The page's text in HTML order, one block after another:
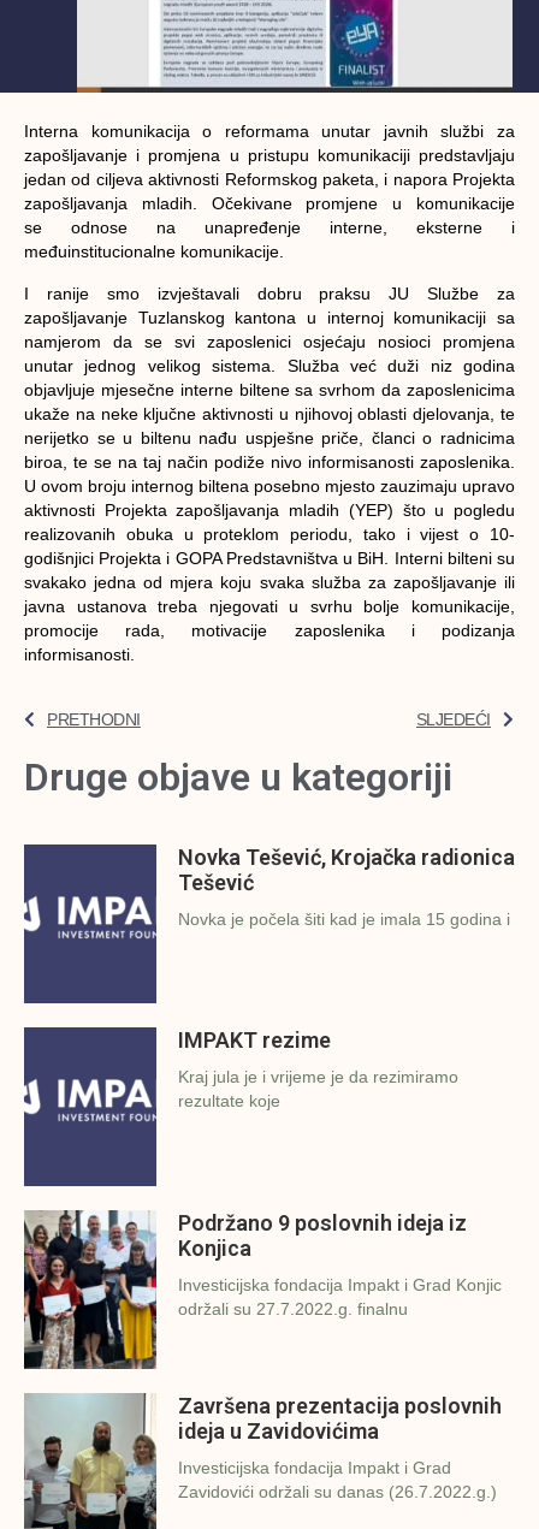
Interna komunikacija o reformama unutar javnih službi za
zapošljavanje i promjena u pristupu komunikaciji predstavljaju
jedan od ciljeva aktivnosti Reformskog paketa, i napora Projekta
zapošljavanja mladih. Očekivane promjene u komunikacije
se odnose na unapređenje interne, eksterne i
međuinstitucionalne komunikacije.
I ranije smo izvještavali dobru praksu JU Službe za
zapošljavanje Tuzlanskog kantona u internoj komunikaciji sa
namjerom da se svi zaposlenici osjećaju nosioci promjena
unutar jednog velikog sistema. Služba već duži niz godina
objavljuje mjesečne interne biltene sa svrhom da zaposlenicima
ukaže na neke ključne aktivnosti u njihovoj oblasti djelovanja, te
nerijetko se u biltenu nađu uspješne priče, članci o radnicima
biroa, te se na taj način podiže nivo informisanosti zaposlenika.
U ovom broju internog biltena posebno mjesto zauzimaju upravo
aktivnosti Projekta zapošljavanja mladih (YEP) što u pogledu
realizovanih obuka u proteklom periodu, tako i vijest o 10-
godišnjici Projekta i GOPA Predstavništva u BiH. Interni bilteni su
svakako jedna od mjera koju svaka služba za zapošljavanje ili
javna ustanova treba njegovati u svrhu bolje komunikacije,
promocije rada, motivacije zaposlenika i podizanja
informisanosti.
PRETHODNI SLJEDEĆI
Druge objave u kategoriji
Novka Tešević, Krojačka radionica
Tešević
Novka je počela šiti kad je imala 15 godina i
IMPAKT rezime
Kraj jula je i vrijeme je da rezimiramo
rezultate koje
Podržano 9 poslovnih ideja iz
Konjica
Investicijska fondacija Impakt i Grad Konjic
održali su 27.7.2022.g. finalnu
Završena prezentacija poslovnih
ideja u Zavidovićima
Investicijska fondacija Impakt i Grad
Zavidovići održali su danas (26.7.2022.g.)